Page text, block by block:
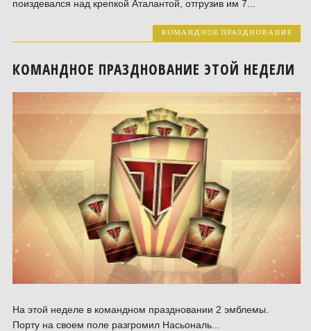
поиздевался над крепкой Аталантой, отгрузив им 7...
КОМАНДНОЕ ПРАЗДНОВАНИЕ
КОМАНДНОЕ ПРАЗДНОВАНИЕ ЭТОЙ НЕДЕЛИ
На этой неделе в командном праздновании 2 эмблемы.
Порту на своем поле разгромил Насьональ...